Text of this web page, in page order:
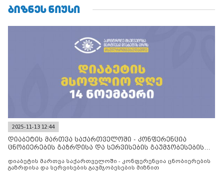
ᲑᲘᲖᲜᲔᲡ ᲜᲘᲣᲡᲘ
2025-11-13 12:44
დიაბეტის მართვა საქართველოში - კონფერენცია
ცნობიერების გაზრდისა და სერვისების გაუმჯობესების
დიაბეტის მართვა საქართველოში - კონფერენცია ცნობიერების
გაზრდისა და სერვისების გაუმჯობესების მიზნით